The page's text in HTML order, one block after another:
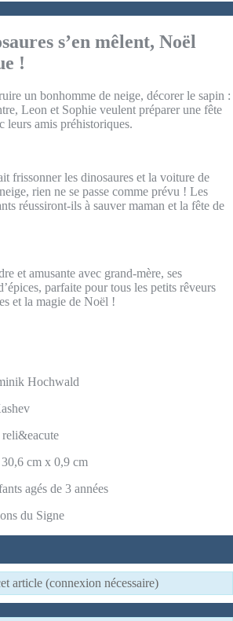
s’en mêlent, Noël
!
un bonhomme de neige, décorer le sapin :
Leon et Sophie veulent préparer une fête
leurs amis préhistoriques.
frissonner les dinosaures et la voiture de
rien ne se passe comme prévu ! Les
réussiront-ils à sauver maman et la fête de
et amusante avec grand-mère, ses
parfaite pour tous les petits rêveurs
et la magie de Noël !
Hochwald
cm x 0,9 cm
agés de 3 années
du Signe
article (connexion nécessaire)